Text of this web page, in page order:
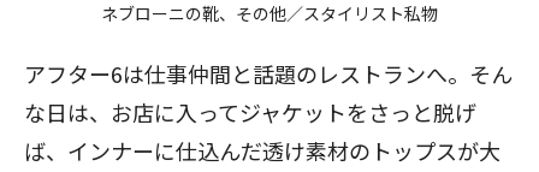
ネブローニの靴、その他／スタイリスト私物
アフター6は仕事仲間と話題のレストランへ。そん
な日は、お店に入ってジャケットをさっと脱げ
ば、インナーに仕込んだ透け素材のトップスが大